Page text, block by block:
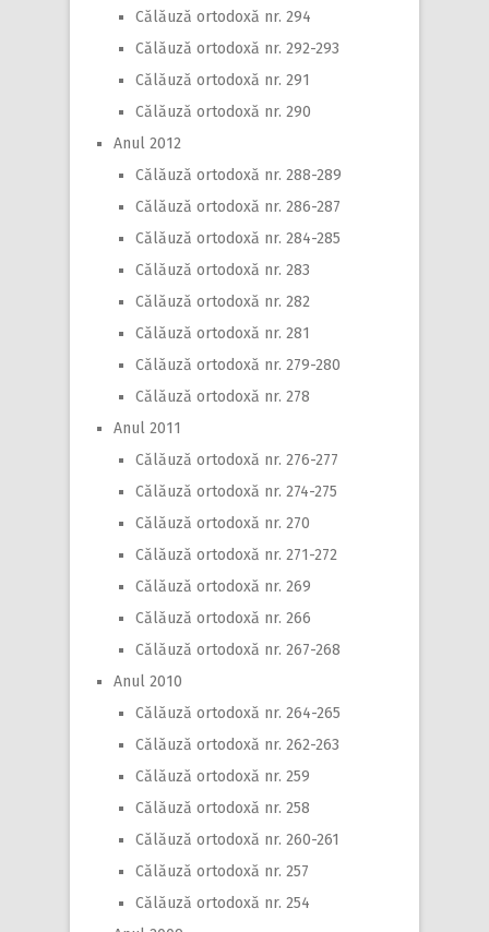
Călăuză ortodoxă nr. 294
Călăuză ortodoxă nr. 292-293
Călăuză ortodoxă nr. 291
Călăuză ortodoxă nr. 290
Anul 2012
Călăuză ortodoxă nr. 288-289
Călăuză ortodoxă nr. 286-287
Călăuză ortodoxă nr. 284-285
Călăuză ortodoxă nr. 283
Călăuză ortodoxă nr. 282
Călăuză ortodoxă nr. 281
Călăuză ortodoxă nr. 279-280
Călăuză ortodoxă nr. 278
Anul 2011
Călăuză ortodoxă nr. 276-277
Călăuză ortodoxă nr. 274-275
Călăuză ortodoxă nr. 270
Călăuză ortodoxă nr. 271-272
Călăuză ortodoxă nr. 269
Călăuză ortodoxă nr. 266
Călăuză ortodoxă nr. 267-268
Anul 2010
Călăuză ortodoxă nr. 264-265
Călăuză ortodoxă nr. 262-263
Călăuză ortodoxă nr. 259
Călăuză ortodoxă nr. 258
Călăuză ortodoxă nr. 260-261
Călăuză ortodoxă nr. 257
Călăuză ortodoxă nr. 254